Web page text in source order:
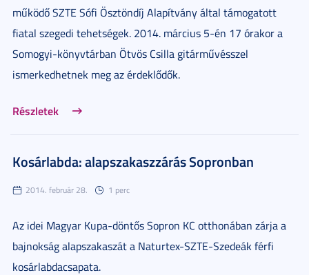
működő SZTE Sófi Ösztöndíj Alapítvány által támogatott
fiatal szegedi tehetségek. 2014. március 5-én 17 órakor a
Somogyi-könyvtárban Ötvös Csilla gitárművésszel
ismerkedhetnek meg az érdeklődők.
Részletek
Kosárlabda: alapszakaszzárás Sopronban
2014. február 28. 1 perc
Az idei Magyar Kupa-döntős Sopron KC otthonában zárja a
bajnokság alapszakaszát a Naturtex-SZTE-Szedeák férfi
kosárlabdacsapata.